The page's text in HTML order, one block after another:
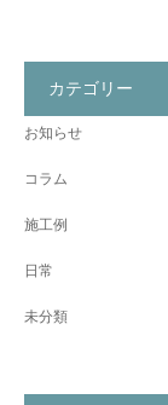
カテゴリー
お知らせ
コラム
施工例
日常
未分類